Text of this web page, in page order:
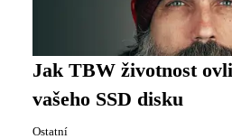
Jak TBW životnost
vašeho SSD disku
Ostatní